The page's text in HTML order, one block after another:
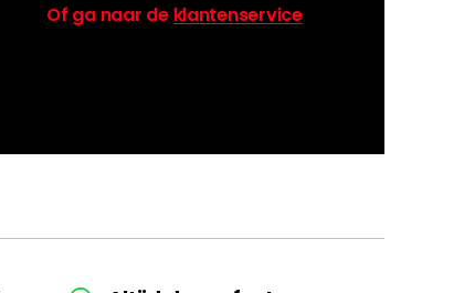
Of ga naar de klantenservice